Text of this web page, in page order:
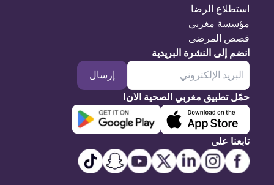
استطلاع الرضا
مؤسسة مغربي
قصص المرضى
انضم إلى النشرة البريدية
إرسال
حمّل تطبيق مغربي الصحية الان!
تابعنا على